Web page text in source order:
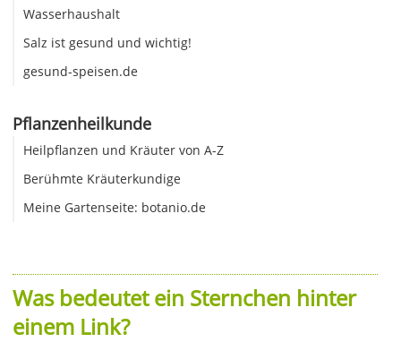
Wasserhaushalt
Salz ist gesund und wichtig!
gesund-speisen.de
Pflanzenheilkunde
Heilpflanzen und Kräuter von A-Z
Berühmte Kräuterkundige
Meine Gartenseite: botanio.de
Was bedeutet ein Sternchen hinter
einem Link?